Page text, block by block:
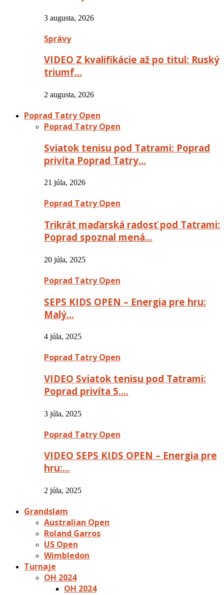
3 augusta, 2026
Správy
VIDEO Z kvalifikácie až po titul: Ruský
triumf…
2 augusta, 2026
Poprad Tatry Open
Poprad Tatry Open
Sviatok tenisu pod Tatrami: Poprad
privíta Poprad Tatry…
21 júla, 2026
Poprad Tatry Open
Trikrát maďarská radosť pod Tatrami:
Poprad spoznal mená…
20 júla, 2025
Poprad Tatry Open
SEPS KIDS OPEN – Energia pre hru:
Malý…
4 júla, 2025
Poprad Tatry Open
VIDEO Sviatok tenisu pod Tatrami:
Poprad privíta 5….
3 júla, 2025
Poprad Tatry Open
VIDEO SEPS KIDS OPEN – Energia pre
hru:…
2 júla, 2025
Grandslam
Australian Open
Roland Garros
US Open
Wimbledon
Turnaje
OH 2024
OH 2024